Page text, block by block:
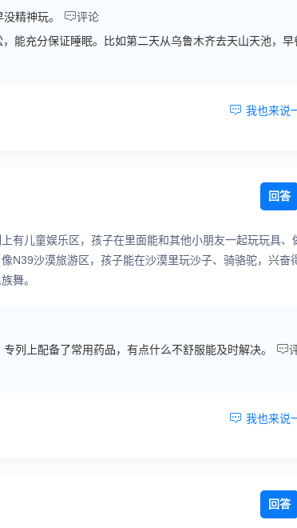
精神玩。 评论
能充分保证睡眠。比如第二天从乌鲁木齐去天山天池，早
 我也来说
回答
有儿童娱乐区，孩子在里面能和其他小朋友一起玩玩具、
N39沙漠旅游区，孩子能在沙漠里玩沙子、骑骆驼，兴奋
舞。
列上配备了常用药品，有点什么不舒服能及时解决。 
 我也来说
回答